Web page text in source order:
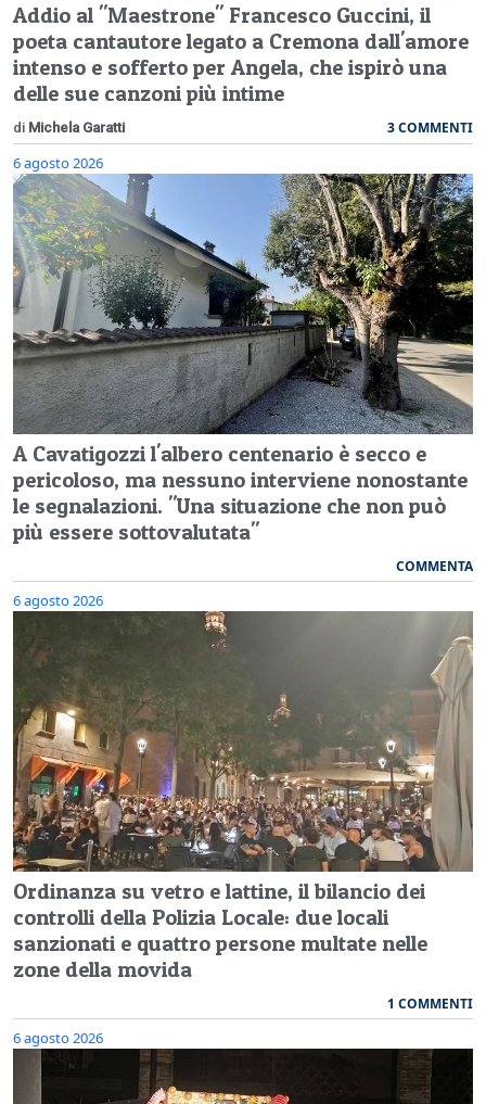
Addio al "Maestrone" Francesco Guccini, il
poeta cantautore legato a Cremona dall'amore
intenso e sofferto per Angela, che ispirò una
delle sue canzoni più intime
di Michela Garatti 3 COMMENTI
6 agosto 2026
A Cavatigozzi l'albero centenario è secco e
pericoloso, ma nessuno interviene nonostante
le segnalazioni. "Una situazione che non può
più essere sottovalutata"
COMMENTA
6 agosto 2026
Ordinanza su vetro e lattine, il bilancio dei
controlli della Polizia Locale: due locali
sanzionati e quattro persone multate nelle
zone della movida
1 COMMENTI
6 agosto 2026